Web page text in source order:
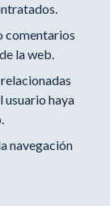
comentarios
la web.
usuario haya
navegación